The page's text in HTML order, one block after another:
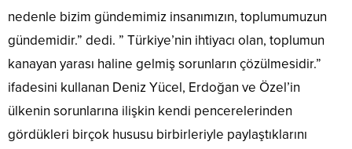
nedenle bizim gündemimiz insanımızın, toplumumuzun
gündemidir.” dedi. ” Türkiye’nin ihtiyacı olan, toplumun
kanayan yarası haline gelmiş sorunların çözülmesidir.”
ifadesini kullanan Deniz Yücel, Erdoğan ve Özel’in
ülkenin sorunlarına ilişkin kendi pencerelerinden
gördükleri birçok hususu birbirleriyle paylaştıklarını